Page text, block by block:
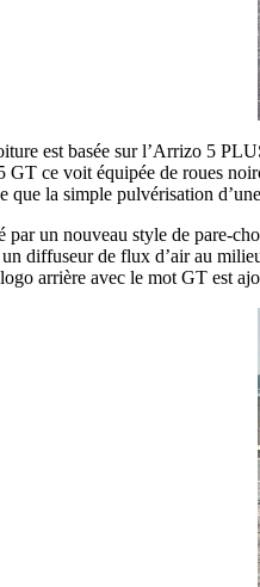
est basée sur l’Arrizo 5
GT ce voit équipée de roues
que la simple pulvérisation
par un nouveau style de pare-
diffuseur de flux d’air au
arrière avec le mot GT est